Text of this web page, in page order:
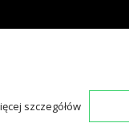
szczegółów